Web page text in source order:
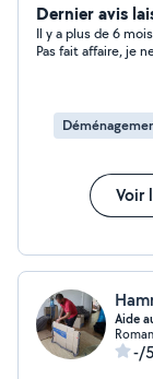
vitres surfaces
Dernier avis
Il y a plus de 6 mois
Pas fait affaire, je
Voir
Aide
-/5